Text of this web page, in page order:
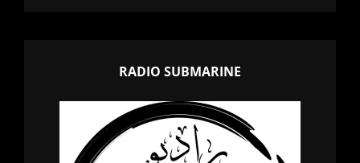
RADIO SUBMARINE